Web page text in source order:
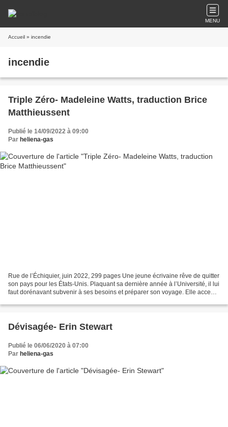
MENU
Accueil » incendie
incendie
Triple Zéro- Madeleine Watts, traduction Brice
Matthieussent
Publié le 14/09/2022 à 09:00
Par heliena-gas
Rue de l’Échiquier, juin 2022, 299 pages Une jeune écrivaine rêve de quitter
son pays pour les États-Unis. Plaquant sa dernière année à l’Université, il lui
faut dorénavant subvenir à ses besoins et préparer son voyage. Elle accepte
Dévisagée- Erin Stewart
Publié le 06/06/2020 à 07:00
Par heliena-gas